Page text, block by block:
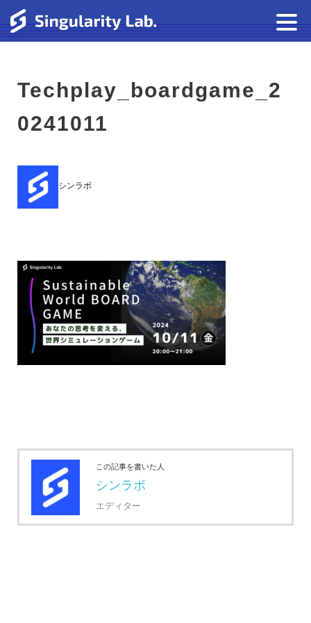
Techplay_boardgame_2
0241011
シンラボ
この記事を書いた人
シンラボ
エディター